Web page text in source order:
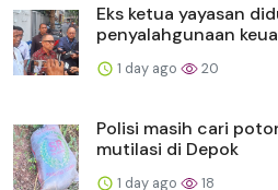
Eks ketua yayasan
penyalahgunaan
1 day ago 20
Polisi masih cari
mutilasi di Depok
1 day ago 18